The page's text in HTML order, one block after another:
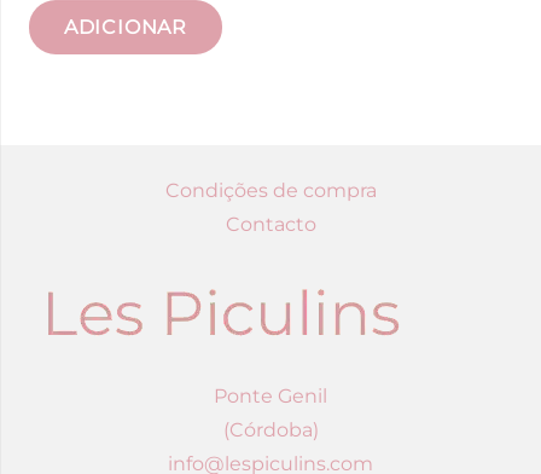
ADICIONAR
Condições de compra
Contacto
Ponte Genil
(Córdoba)
info@lespiculins.com